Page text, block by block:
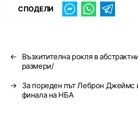
СПОДЕЛИ
←
Възхитителна рокля в
размери/
→
За пореден път Леброн Джеймс
финала на НБА